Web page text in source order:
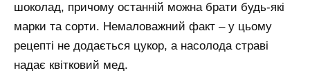
шоколад, причому останній можна брати будь-які
марки та сорти. Немаловажний факт – у цьому
рецепті не додається цукор, а насолода страві
надає квітковий мед.